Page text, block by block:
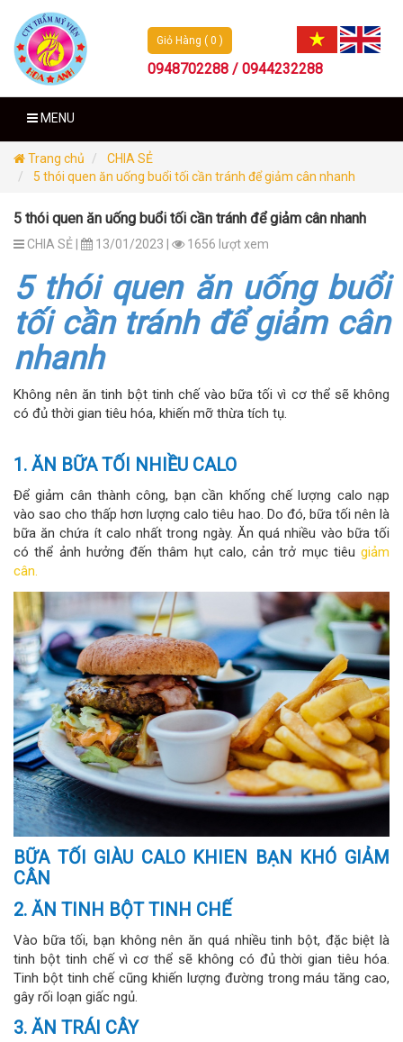
Giỏ Hàng ( 0 )
0948702288 / 0944232288
MENU
Trang chủ
CHIA SẺ
5 thói quen ăn uống buổi tối cần tránh để giảm cân nhanh
5 thói quen ăn uống buổi tối cần tránh để giảm cân nhanh
CHIA SẺ | 13/01/2023 | 1656 lượt xem
5 thói quen ăn uống buổi
tối cần tránh để giảm cân
nhanh
Không nên ăn tinh bột tinh chế vào bữa tối vì cơ thể sẽ không
có đủ thời gian tiêu hóa, khiến mỡ thừa tích tụ.
1. ĂN BỮA TỐI NHIỀU CALO
Để giảm cân thành công, bạn cần khống chế lượng calo nạp
vào sao cho thấp hơn lượng calo tiêu hao. Do đó, bữa tối nên là
bữa ăn chứa ít calo nhất trong ngày. Ăn quá nhiều vào bữa tối
có thể ảnh hưởng đến thâm hụt calo, cản trở mục tiêu giảm
cân.
BỮA TỐI GIÀU CALO KHIEN BẠN KHÓ GIẢM
CÂN
2. ĂN TINH BỘT TINH CHẾ
Vào bữa tối, bạn không nên ăn quá nhiều tinh bột, đặc biệt là
tinh bột tinh chế vì cơ thể sẽ không có đủ thời gian tiêu hóa.
Tinh bột tinh chế cũng khiến lượng đường trong máu tăng cao,
gây rối loạn giấc ngủ.
3. ĂN TRÁI CÂY